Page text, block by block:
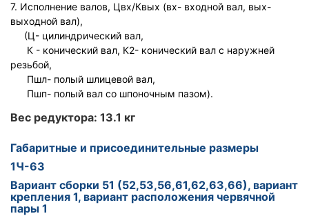
7. Исполнение валов, Цвх/Квых (вх- входной вал, вых-
выходной вал),
(Ц- цилиндрический вал,
К - конический вал, К2- конический вал с наружней
резьбой,
Пшл- полый шлицевой вал,
Пшп- полый вал со шпоночным пазом).
Вес редуктора: 13.1 кг
Габаритные и присоединительные размеры
1Ч-63
Вариант сборки 51 (52,53,56,61,62,63,66), вариант
крепления 1, вариант расположения червячной
пары 1